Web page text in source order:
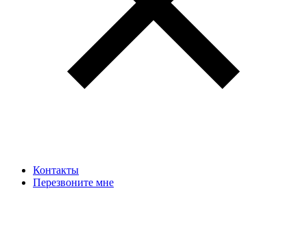
Контакты
Перезвоните мне